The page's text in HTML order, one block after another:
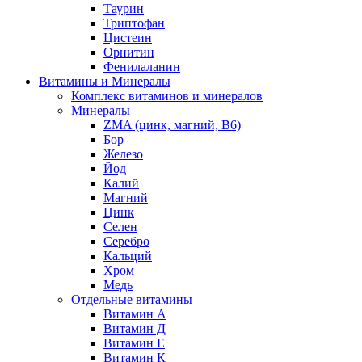
Таурин
Триптофан
Цистеин
Орнитин
Фенилаланин
Витамины и Минералы
Комплекс витаминов и минералов
Минералы
ZMA (цинк, магний, В6)
Бор
Железо
Йод
Калий
Магний
Цинк
Селен
Серебро
Кальций
Хром
Медь
Отдельные витамины
Витамин А
Витамин Д
Витамин Е
Витамин К